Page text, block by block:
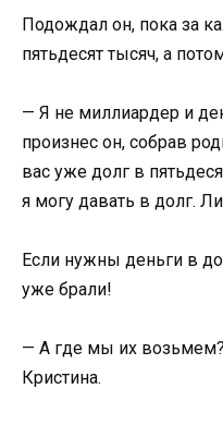
Подождал он, пока за
пятьдесят тысяч, а
— Я не миллиардер и
произнес он, собрав
вас уже долг в
я могу давать в долг.
Если нужны деньги в
уже брали!
— А где мы их
Кристина.